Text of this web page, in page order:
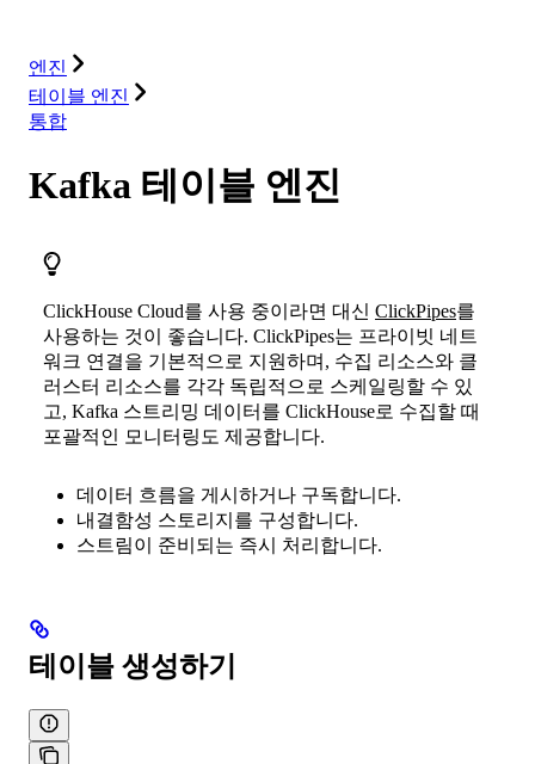
엔진
테이블 엔진
통합
Kafka 테이블 엔진
ClickHouse Cloud를 사용 중이라면 대신 ClickPipes를
사용하는 것이 좋습니다. ClickPipes는 프라이빗 네트
워크 연결을 기본적으로 지원하며, 수집 리소스와 클
러스터 리소스를 각각 독립적으로 스케일링할 수 있
고, Kafka 스트리밍 데이터를 ClickHouse로 수집할 때
포괄적인 모니터링도 제공합니다.
데이터 흐름을 게시하거나 구독합니다.
내결함성 스토리지를 구성합니다.
스트림이 준비되는 즉시 처리합니다.
테이블 생성하기